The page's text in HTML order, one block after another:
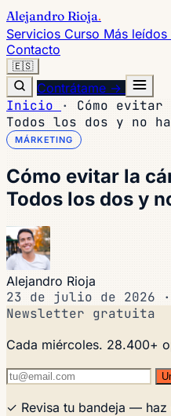
Alejandro Rioja.
Servicios Curso Más leídos
Contacto
🇪🇸
Contrátame →
Inicio ·
Cómo
Todos los dos y no
MÁRKETING
Cómo evitar la
Todos los dos y
Alejandro Rioja
23 de julio de 2026 ·
Newsletter gratuita
Cada miércoles. 28.400+
✓ Revisa tu bandeja — haz